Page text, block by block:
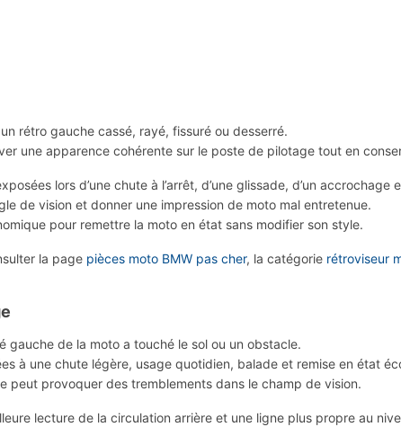
rétro gauche cassé, rayé, fissuré ou desserré.
une apparence cohérente sur le poste de pilotage tout en
lors d’une chute à l’arrêt, d’une glissade, d’un accrochage
de vision et donner une impression de moto mal entretenue.
pour remettre la moto en état sans modifier son style.
la page pièces moto BMW pas cher, la catégorie rétroviseur
gauche de la moto a touché le sol ou un obstacle.
à une chute légère, usage quotidien, balade et remise en état
peut provoquer des tremblements dans le champ de vision.
lecture de la circulation arrière et une ligne plus propre au